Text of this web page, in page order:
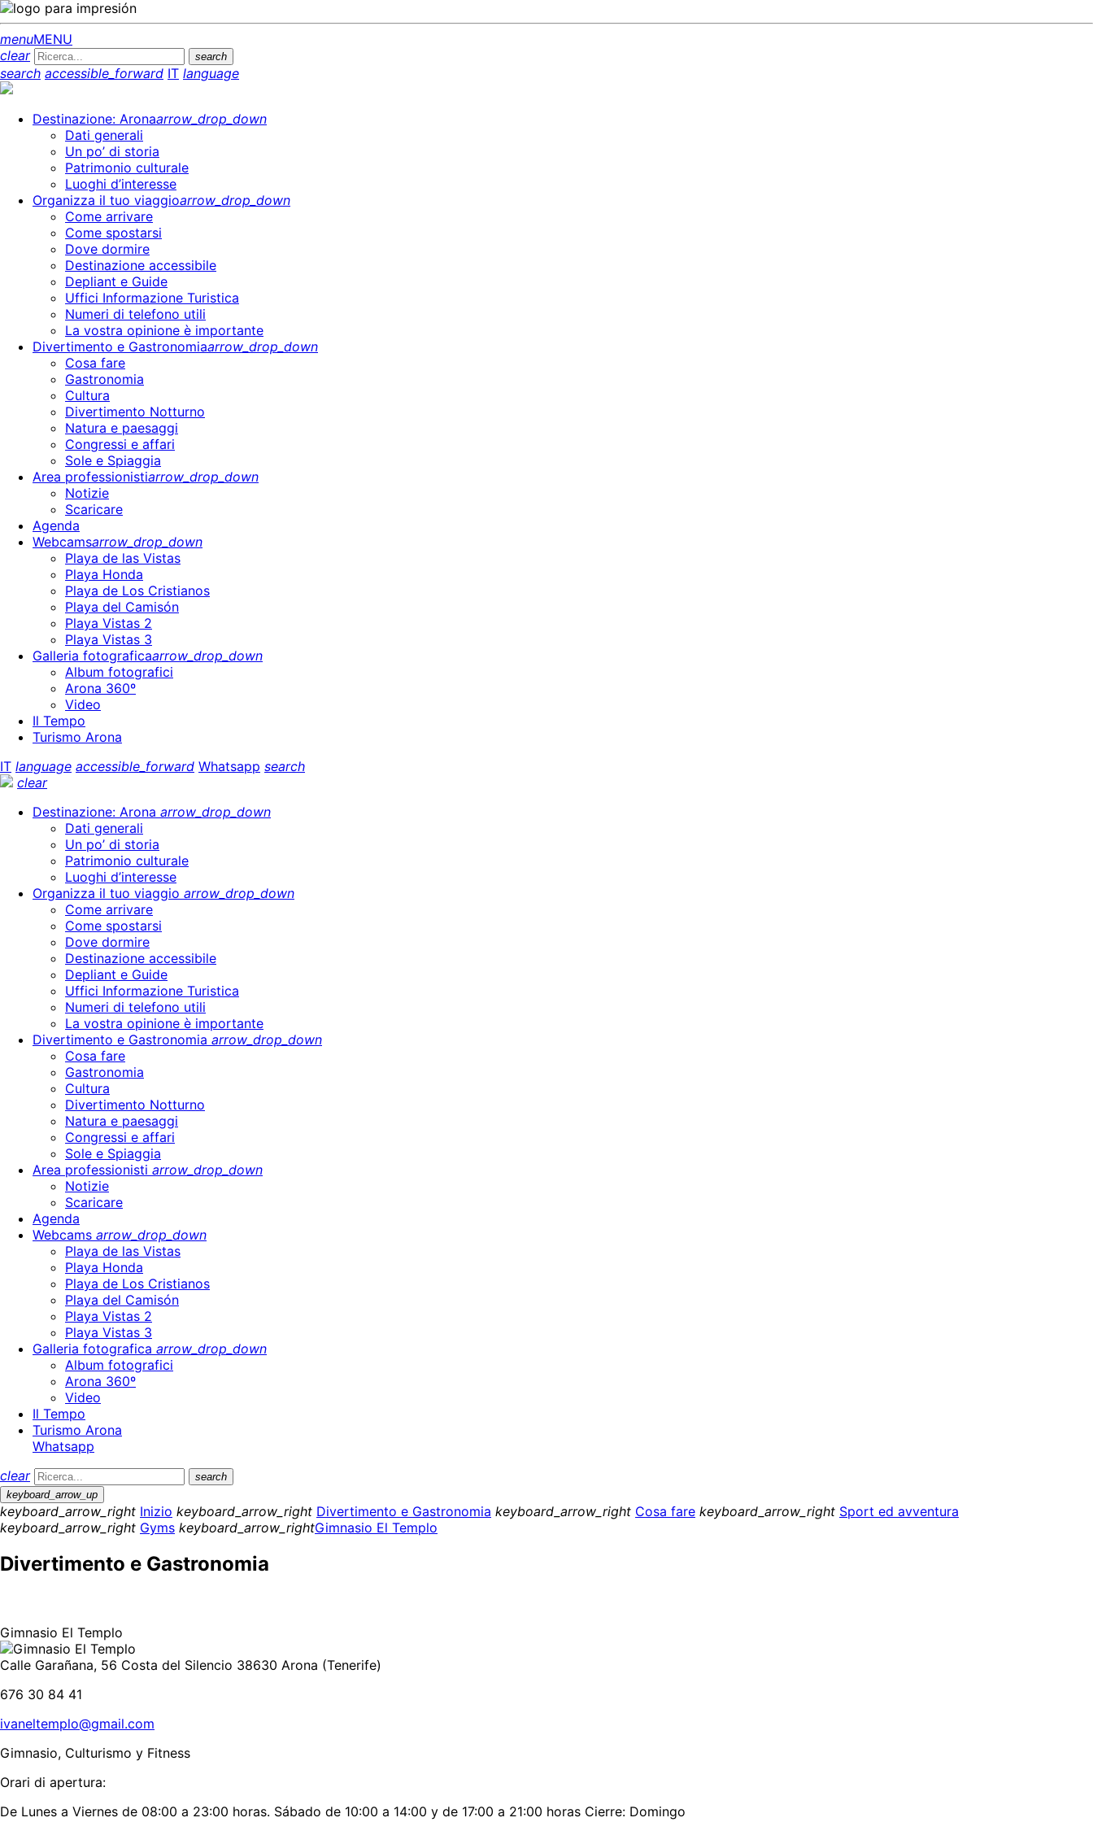
menuMENU
clear
search
search accessible_forward IT language
Destinazione: Aronaarrow_drop_down
Dati generali
Un po’ di storia
Patrimonio culturale
Luoghi d’interesse
Organizza il tuo viaggioarrow_drop_down
Come arrivare
Come spostarsi
Dove dormire
Destinazione accessibile
Depliant e Guide
Uffici Informazione Turistica
Numeri di telefono utili
La vostra opinione è importante
Divertimento e Gastronomiaarrow_drop_down
Cosa fare
Gastronomia
Cultura
Divertimento Notturno
Natura e paesaggi
Congressi e affari
Sole e Spiaggia
Area professionistiarrow_drop_down
Notizie
Scaricare
Agenda
Webcamsarrow_drop_down
Playa de las Vistas
Playa Honda
Playa de Los Cristianos
Playa del Camisón
Playa Vistas 2
Playa Vistas 3
Galleria fotograficaarrow_drop_down
Album fotografici
Arona 360º
Video
Il Tempo
Turismo Arona
IT language accessible_forward Whatsapp search
clear
Destinazione: Arona arrow_drop_down
Dati generali
Un po’ di storia
Patrimonio culturale
Luoghi d’interesse
Organizza il tuo viaggio arrow_drop_down
Come arrivare
Come spostarsi
Dove dormire
Destinazione accessibile
Depliant e Guide
Uffici Informazione Turistica
Numeri di telefono utili
La vostra opinione è importante
Divertimento e Gastronomia arrow_drop_down
Cosa fare
Gastronomia
Cultura
Divertimento Notturno
Natura e paesaggi
Congressi e affari
Sole e Spiaggia
Area professionisti arrow_drop_down
Notizie
Scaricare
Agenda
Webcams arrow_drop_down
Playa de las Vistas
Playa Honda
Playa de Los Cristianos
Playa del Camisón
Playa Vistas 2
Playa Vistas 3
Galleria fotografica arrow_drop_down
Album fotografici
Arona 360º
Video
Il Tempo
Turismo Arona
Whatsapp
clear
search
keyboard_arrow_up
keyboard_arrow_right Inizio keyboard_arrow_right Divertimento e Gastronomia keyboard_arrow_right Cosa fare keyboard_arrow_right Sport ed avventura
keyboard_arrow_right Gyms keyboard_arrow_rightGimnasio El Templo
Divertimento e Gastronomia
Gimnasio El Templo
Calle Garañana, 56 Costa del Silencio 38630 Arona (Tenerife)
676 30 84 41
ivaneltemplo@gmail.com
Gimnasio, Culturismo y Fitness
Orari di apertura:
De Lunes a Viernes de 08:00 a 23:00 horas. Sábado de 10:00 a 14:00 y de 17:00 a 21:00 horas Cierre: Domingo